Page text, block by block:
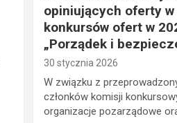
opiniujących oferty
konkursów ofert w
„Porządek i
30 stycznia 2026
W związku z
członków komisji
organizacje pozarządowe